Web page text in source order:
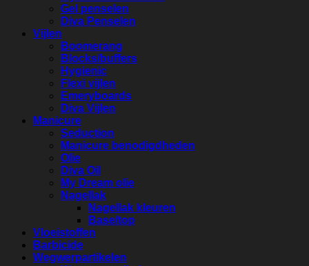
Gel penselen
Diva Penselen
Vijlen
Boomerang
Blocks/buffers
Hygienic
Flexi vijlen
Emeryboards
Diva Vijlen
Manicure
Seduction
Manicure benodigdheden
Olie
Diva Oil
My Dream olie
Nagellak
Nagellak kleuren
Base/top
Vloeistoffen
Barbicide
Wegwerpartikelen